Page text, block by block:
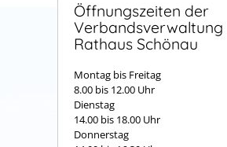
Öffnungszeiten der
Verbandsverwaltung
Rathaus Schönau
Montag bis Freitag
8.00 bis 12.00 Uhr
Dienstag
14.00 bis 18.00 Uhr
Donnerstag